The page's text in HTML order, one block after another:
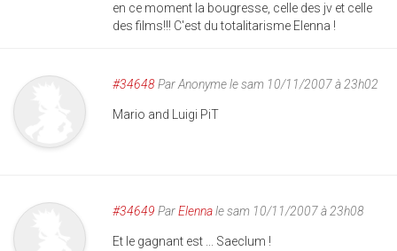
en ce moment la bougresse, celle des jv et celle
des films!!! C'est du totalitarisme Elenna !
#34648ParAnonymele sam 10/11/2007 à 23h02
Mario and Luigi PiT
#34649 ParElennale sam 10/11/2007 à 23h08
Et le gagnant est ... Saeclum !